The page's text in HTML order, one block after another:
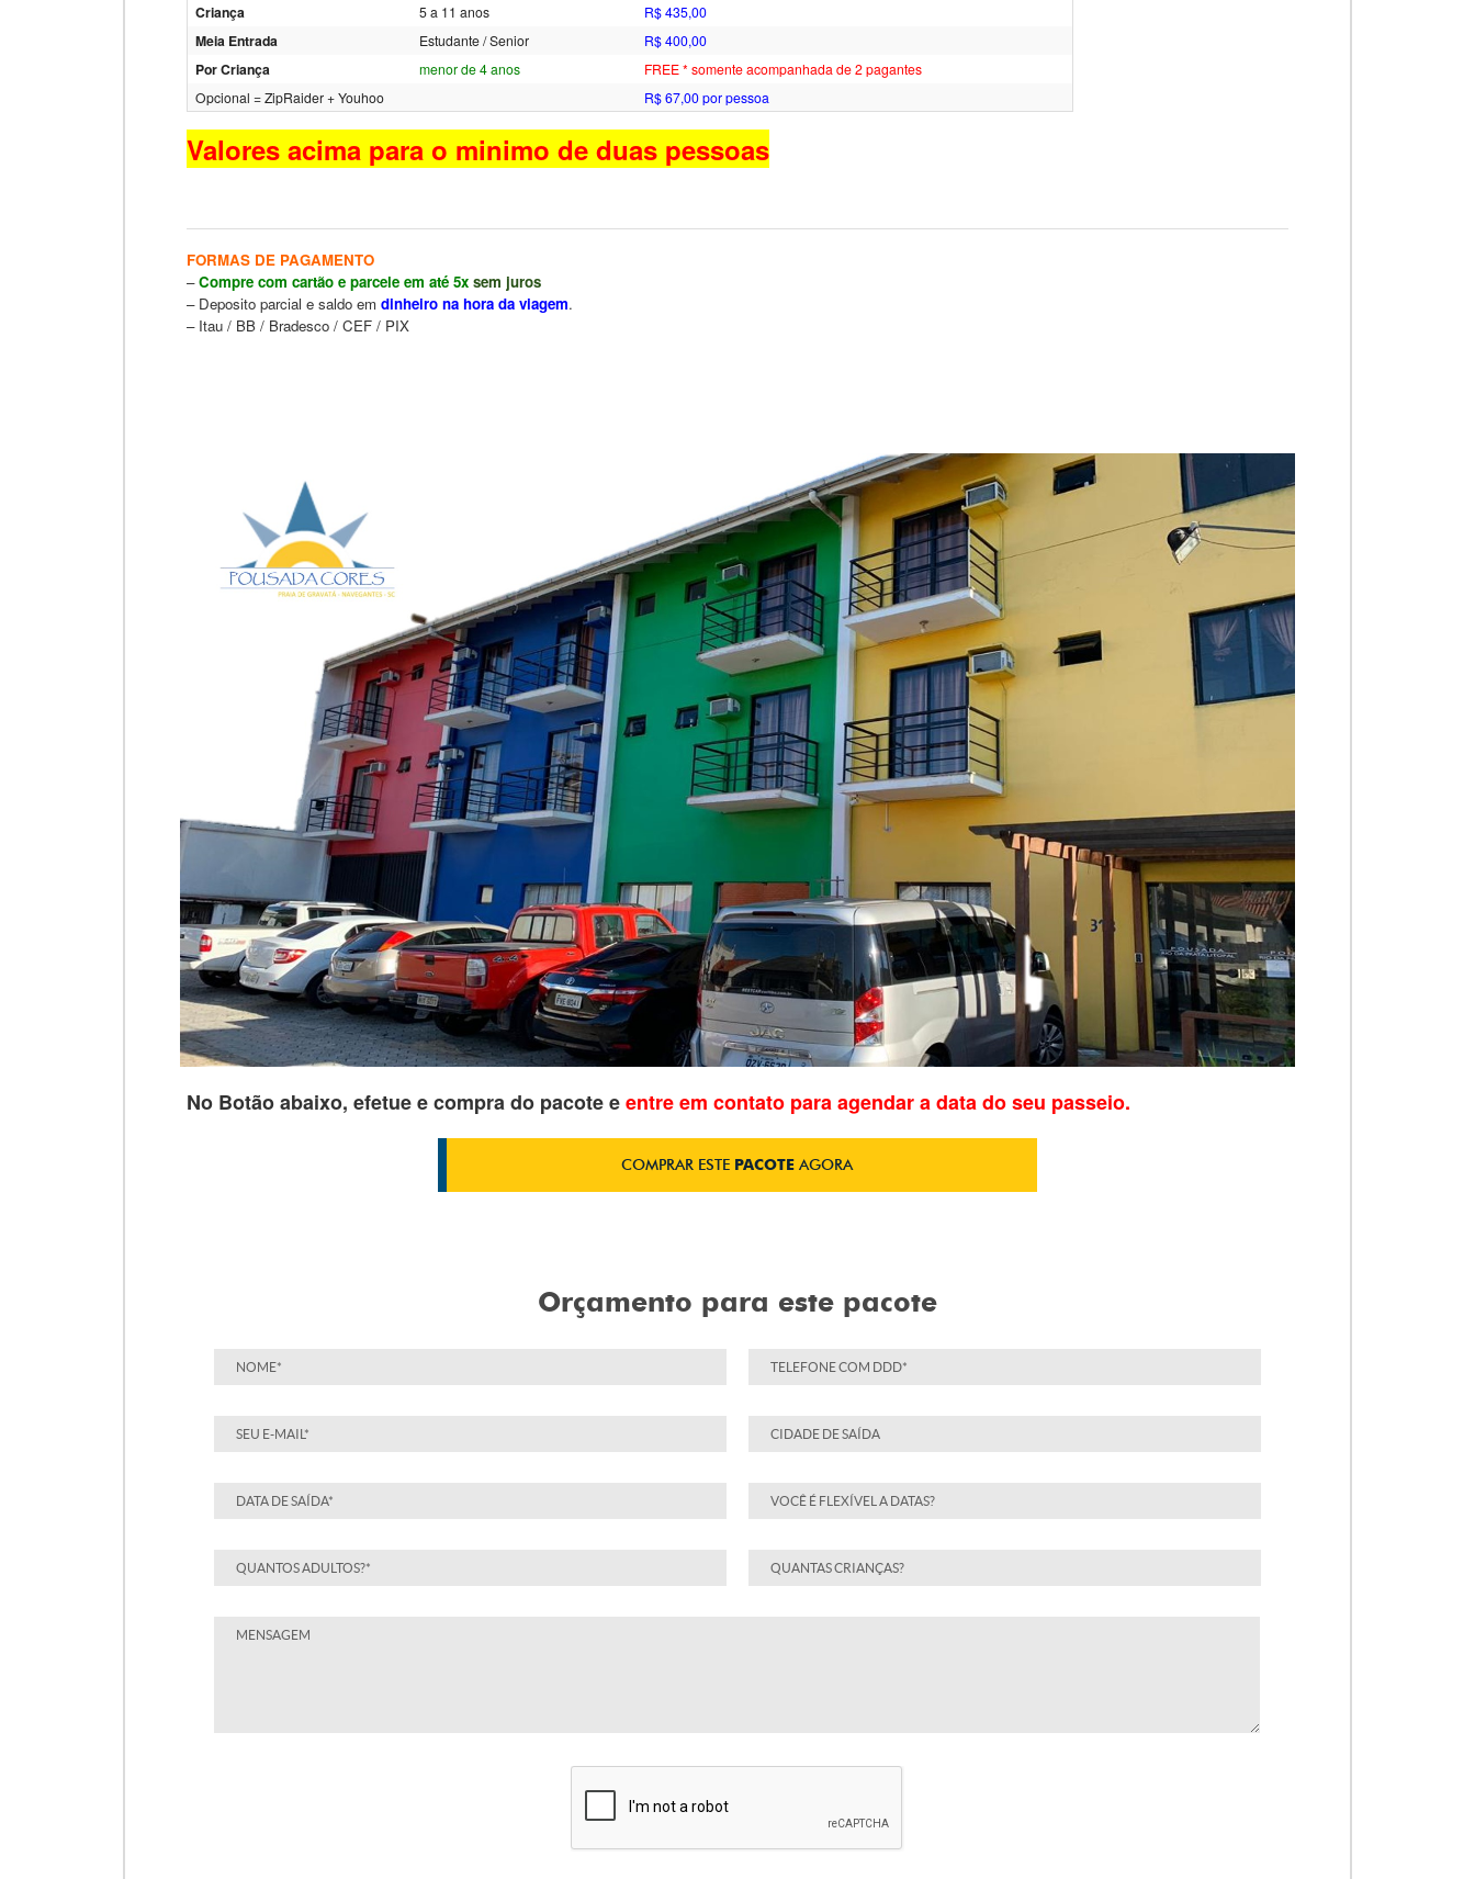
Criança 5 a 11 anos R$ 435,00
Meia Entrada Estudante / Senior R$ 400,00
Por Criança menor de 4 anos
FREE * somente acompanhada de 2 pagantes
Opcional = ZipRaider + Youhoo
R$ 67,00 por pessoa
Valores acima para o minimo de duas pessoas
FORMAS DE PAGAMENTO
–Compre com cartão e parcele em até 5x sem juros
– Deposito parcial e saldo em dinheiro na hora da viagem.
– Itau / BB / Bradesco / CEF / PIX
No Botão abaixo, efetue e compra do pacote eentre em contato para agendar a data do seu passeio.
COMPRAR ESTE PACOTE AGORA
Orçamento para este pacote